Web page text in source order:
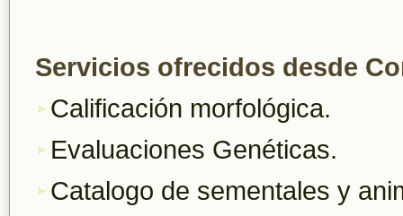
Servicios ofrecidos desde
Calificación morfológica.
Evaluaciones Genéticas.
Catalogo de sementales y